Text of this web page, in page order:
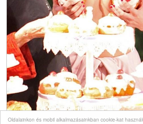
Oldalainkon és mobil alkalmazásainkban cookie-kat